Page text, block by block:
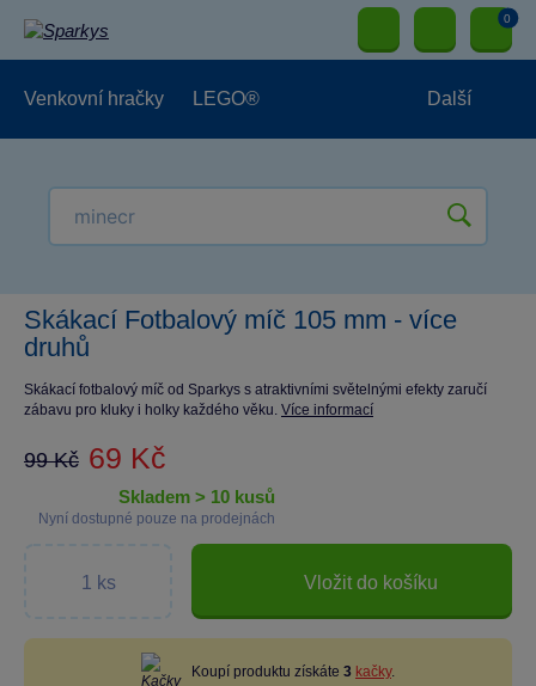
0
Venkovní hračky LEGO® Další
Skákací Fotbalový míč 105 mm - více
druhů
Skákací fotbalový míč od Sparkys s atraktivními světelnými efekty zaručí
zábavu pro kluky i holky každého věku. Více informací
99 Kč 69 Kč
skladem > 10 kusů
Nyní dostupné pouze na prodejnách
Vložit do košíku
Koupí produktu získáte 3 kačky.